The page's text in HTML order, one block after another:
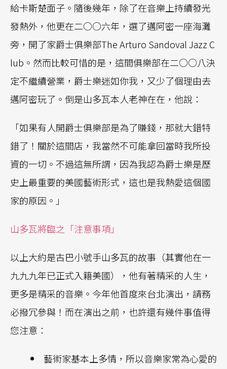
給卡斯楚面子。隨後幾年，除了在音樂上持續發光
發熱外，他更在二○○六年，選了邁阿密一座海灘
旁，開了家爵士俱樂部The Arturo Sandoval Jazz C
lub。然而比較可惜的是，這間俱樂部在二○○八決
定不繼續營業，爵士樂迷如你我，又少了個理由去
邁阿密玩了。倒是山多瓦本人老神在在，他說：
「如果有人開爵士俱樂部是為了賺錢，那就大錯特
錯了！關於這間店，我當然不可能拿回當時我所投
資的一切。不過這無所謂，因為我認為爵士樂是歷
史上最重要的美國藝術形式，這也是我熱愛這個國
家的原因。」
山多瓦將臨之「注意事項」
以上大約是古巴小號手山多瓦的故事（其實他在一
九九九年已正式入籍美國），他有著精采的人生，
更多是精采的音樂。今年他首度來台北演出，請務
必撥冗參與！而在演出之前，也許還有幾件事值得
您注意：
藝術家基本上多情，所以音樂家常為心愛的